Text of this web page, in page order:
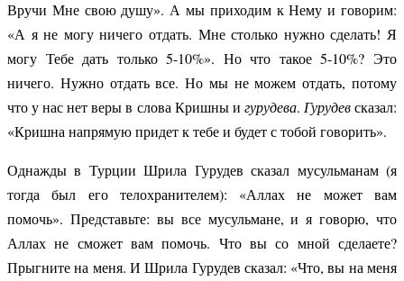
Вручи Мне свою душу». А мы приходим к Нему и говорим:
«А я не могу ничего отдать. Мне столько нужно сделать! Я
могу Тебе дать только 5-10%». Но что такое 5-10%? Это
ничего. Нужно отдать все. Но мы не можем отдать, потому
что у нас нет веры в слова Кришны и гурудева. Гурудевсказал:
«Кришна напрямую придет к тебе и будет с тобой говорить».
Однажды в Турции Шрила Гурудев сказал мусульманам (я
тогда был его телохранителем): «Аллах не может вам
помочь». Представьте: вы все мусульмане, и я говорю, что
Аллах не сможет вам помочь. Что вы со мной сделаете?
Прыгните на меня. И Шрила Гурудев сказал: «Что, вы на меня